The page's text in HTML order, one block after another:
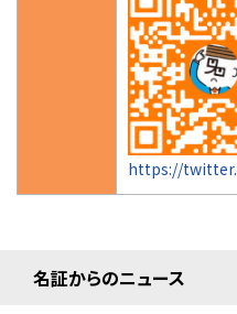
https://
名証からのニュース